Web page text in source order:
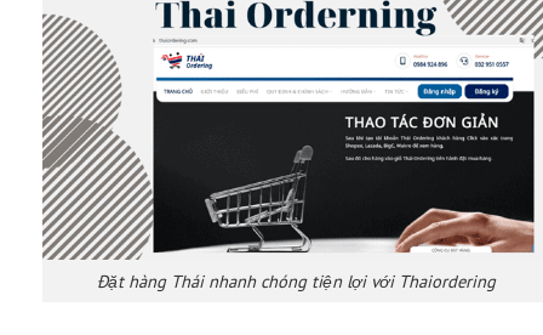
Đặt hàng Thái nhanh chóng tiện lợi với Thaiordering